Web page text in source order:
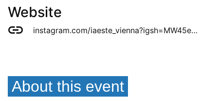
Website
instagram.com/iaeste_vienna?igsh=MW45eDcwYjh4ZnlleA==
About this event